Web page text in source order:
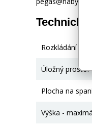
Technické
Rozkládání
Úložný prostor
Plocha na
Výška -